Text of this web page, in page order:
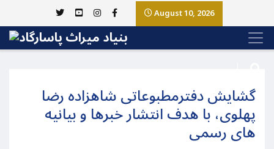
August 10, 2026
گشایش دفترمطبوعاتی شاهزاده رضا
پهلوی، با هدف انتشار خبرها و بیانیه
های رسمی